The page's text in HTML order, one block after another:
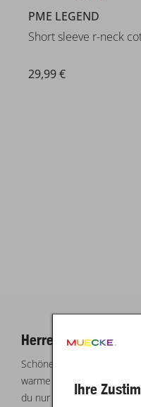
PME LEGEND
29,99 €
Herren Shirts- von
Schöner wolkenfreier
warme Frühlingstage. Die
du nur entscheiden,
Ihre